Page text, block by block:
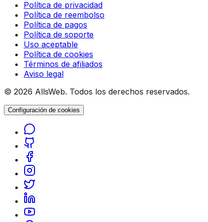
Política de privacidad
Política de reembolso
Política de pagos
Política de soporte
Uso aceptable
Política de cookies
Términos de afiliados
Aviso legal
© 2026 AllsWeb. Todos los derechos reservados.
Configuración de cookies